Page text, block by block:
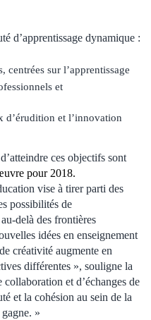
d’apprentissage dynamique :
centrées sur l’apprentissage
et
d’érudition et l’innovation
ces objectifs sont
pour 2018.
vise à tirer parti des
possibilités de
delà des frontières
idées en enseignement
créativité augmente en
différentes », souligne la
et d’échanges de
et la cohésion au sein de la
»